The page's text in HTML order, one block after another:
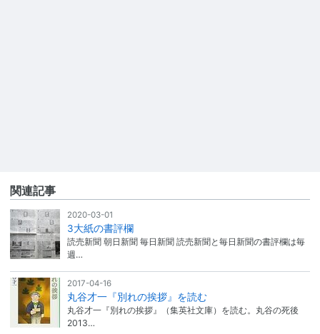
関連記事
2020-03-01
3大紙の書評欄
読売新聞 朝日新聞 毎日新聞 読売新聞と毎日新聞の書評欄は毎
週…
2017-04-16
丸谷才一『別れの挨拶』を読む
丸谷才一『別れの挨拶』（集英社文庫）を読む。丸谷の死後
2013…